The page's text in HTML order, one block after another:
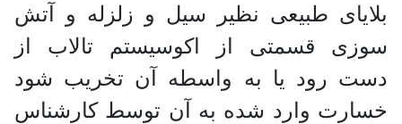
بلایای طبیعی نظیر سیل و زلزله و آتش
سوزی قسمتی از اکوسیستم تالاب از
دست رود یا به واسطه آن تخریب شود
خسارت وارد شده به آن توسط کارشناس